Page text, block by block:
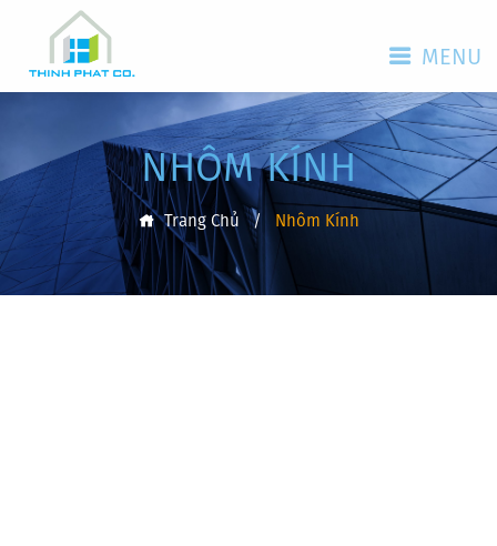
NHÔM KÍNH
Trang Chủ / Nhôm Kính
MENU